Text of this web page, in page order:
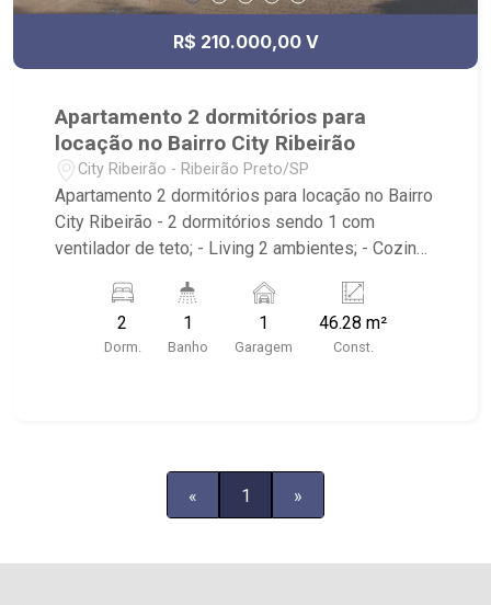
R$ 210.000,00 V
Apartamento 2 dormitórios para
locação no Bairro City Ribeirão
City Ribeirão - Ribeirão Preto/SP
Apartamento 2 dormitórios para locação no Bairro
City Ribeirão - 2 dormitórios sendo 1 com
ventilador de teto; - Living 2 ambientes; - Cozinha
integrada; - Banheiro social com box em vidro; -
Condomínio com Quadra poliesportiva,
Playground, Piscinas adulto e infantil, Área
2
Dorm.
1
Banho
1
Garagem
46.28 m²
Const.
« 1 »